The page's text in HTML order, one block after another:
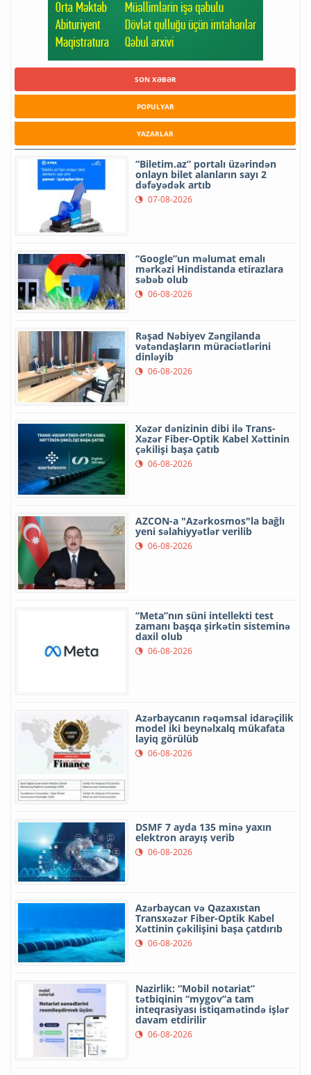
SON XƏBƏR
POPULYAR
YAZARLAR
“Biletim.az” portalı üzərindən
onlayn bilet alanların sayı 2
dəfəyədək artıb
07-08-2026
“Google”un məlumat emalı
mərkəzi Hindistanda etirazlara
səbəb olub
06-08-2026
Rəşad Nəbiyev Zəngilanda
vətəndaşların müraciətlərini
dinləyib
06-08-2026
Xəzər dənizinin dibi ilə Trans-
Xəzər Fiber-Optik Kabel Xəttinin
çəkilişi başa çatıb
06-08-2026
AZCON-a "Azərkosmos"la bağlı
yeni səlahiyyətlər verilib
06-08-2026
“Meta”nın süni intellekti test
zamanı başqa şirkətin sisteminə
daxil olub
06-08-2026
Azərbaycanın rəqəmsal idarəçilik
model iki beynəlxalq mükafata
layiq görülüb
06-08-2026
DSMF 7 ayda 135 minə yaxın
elektron arayış verib
06-08-2026
Azərbaycan və Qazaxıstan
Transxəzər Fiber-Optik Kabel
Xəttinin çəkilişini başa çatdırıb
06-08-2026
Nazirlik: “Mobil notariat”
tətbiqinin “mygov”a tam
inteqrasiyası istiqamətində işlər
davam etdirilir
06-08-2026